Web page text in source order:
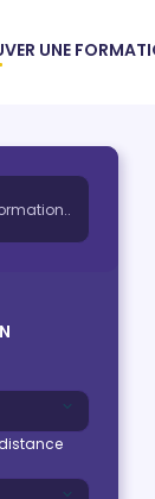
UNE